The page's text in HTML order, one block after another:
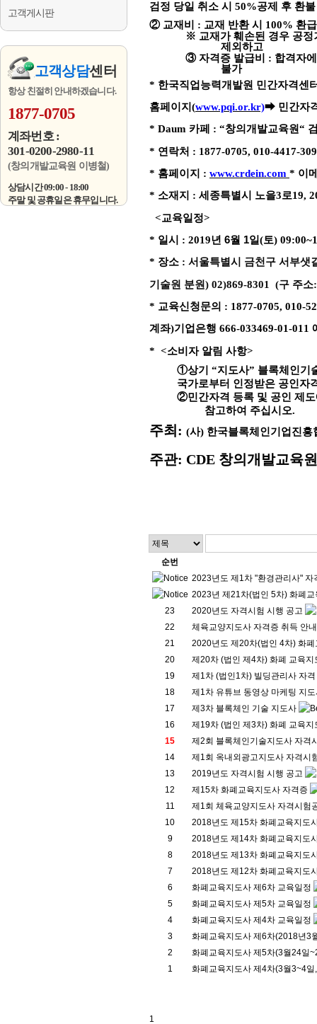
고객게시판
고객상담센터
항상 친절히 안내하겠습니다.
1877-0705
계좌번호 :
301-0200-2980-11
(창의개발교육원 이병철)
상담시간 09:00 - 18:00
주말 및 공휴일은 휴무입니다.
검정 당일 취소 시 50%공제 후 환불
② 교재비 : 교재 반환 시 100% 환급
※ 교재가 훼손된 경우 공
제외하고
③자격증 발급비 : 합격자
불가
* 한국직업능력개발원 민간자격센
홈페이지 (www.pqi.or.kr)➡ 민간자
* Daum 카페 : “창의개발교육원“
* 연락처 : 1877-0705, 010-4417-
* 홈페이지 : www.crdein.com * 이
* 소재지 : 세종특별시 노을3로19,
<교육일정>
* 일시 : 2019년 6월 1일(토)
* 장소 : 서울특별시 금천구 서부샛
기술원 분원) 02)869-8301 (구 주소
* 교육신청문의 : 1877-0705, 010-
계좌)기업은행 666-033469-01-011
* <소비자 알림 사항>
①상기 “지도사” 블록체인기
국가로부터 인정받은 공인자
②민간자격 등록 및 공인 제
참고하여 주십시오.
주최 : (사) 한국블록체인기업진
주관: CDE 창의개발교육원
순번
2023년도 제1차 "환경관리사" 자
2023년 제21차(법인 5차) 화폐
23
2020년도 자격시험 시행 공고
22
체육교양지도사 자격증 취득 안내
21
2020년도 제20차(법인 4차) 화
20
제20차 (법인 제4차) 화폐 교육지
19
제1차 (법인1차) 빌딩관리사 자격
18
제1차 유튜브 동영상 마케팅 지
17
제3차 블록체인 기술 지도사
16
제19차 (법인 제3차) 화폐 교육지
15
제2회 블록체인기술지도사 자격
14
제1회 옥내외광고지도사 자격시
13
2019년도 자격시험 시행 공고
12
제15차 화폐교육지도사 자격증
11
제1회 체육교양지도사 자격시험
10
2018년도 제15차 화폐교육지도
9
2018년도 제14차 화폐교육지도
8
2018년도 제13차 화폐교육지도
7
2018년도 제12차 화폐교육지도
6
화폐교육지도사 제6차 교육일정
5
화폐교육지도사 제5차 교육일정
4
화폐교육지도사 제4차 교육일정
3
화폐교육지도사 제6차(2018년3
2
화폐교육지도사 제5차(3월24일
1
화폐교육지도사 제4차(3월3~4
1